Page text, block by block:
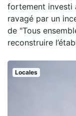
fortement investi
ravagé par un
de "Tous
reconstruire
Locales